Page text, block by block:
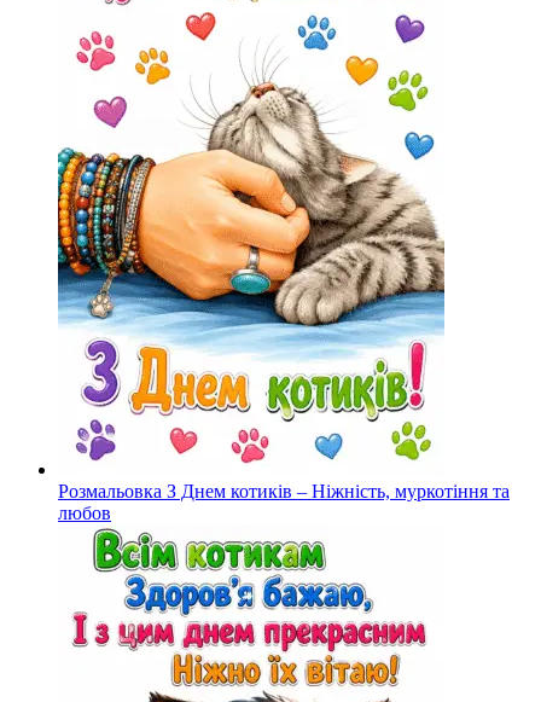
Розмальовка З Днем котиків – Ніжність, муркотіння та
любов